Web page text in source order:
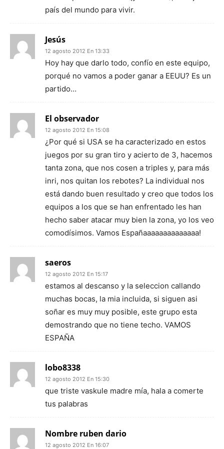
país del mundo para vivir.
Jesús
12 agosto 2012 En 13:33
Hoy hay que darlo todo, confío en este equipo,
porqué no vamos a poder ganar a EEUU? Es un
partido…
El observador
12 agosto 2012 En 15:08
¿Por qué si USA se ha caracterizado en estos
juegos por su gran tiro y acierto de 3, hacemos
tanta zona, que nos cosen a triples y, para más
inri, nos quitan los rebotes? La individual nos
está dando buen resultado y creo que todos los
equipos a los que se han enfrentado les han
hecho saber atacar muy bien la zona, yo los veo
comodísimos. Vamos Españaaaaaaaaaaaaaa!
saeros
12 agosto 2012 En 15:17
estamos al descanso y la seleccion callando
muchas bocas, la mia incluida, si siguen asi
soñar es muy muy posible, este grupo esta
demostrando que no tiene techo. VAMOS
ESPAÑA
lobo8338
12 agosto 2012 En 15:30
que triste vaskule madre mía, hala a comerte
tus palabras
Nombre ruben dario
12 agosto 2012 En 16:07